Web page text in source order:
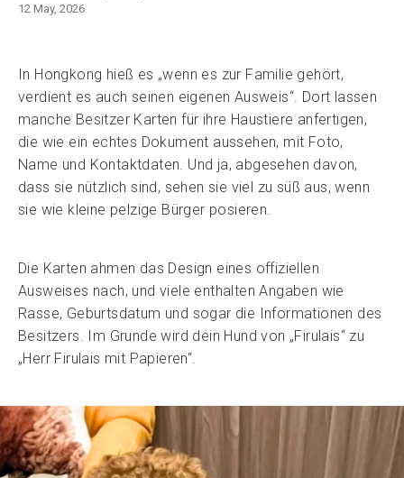
12 May, 2026
In Hongkong hieß es „wenn es zur Familie gehört,
verdient es auch seinen eigenen Ausweis“. Dort lassen
manche Besitzer Karten für ihre Haustiere anfertigen,
die wie ein echtes Dokument aussehen, mit Foto,
Name und Kontaktdaten. Und ja, abgesehen davon,
dass sie nützlich sind, sehen sie viel zu süß aus, wenn
sie wie kleine pelzige Bürger posieren.
Die Karten ahmen das Design eines offiziellen
Ausweises nach, und viele enthalten Angaben wie
Rasse, Geburtsdatum und sogar die Informationen des
Besitzers. Im Grunde wird dein Hund von „Firulais“ zu
„Herr Firulais mit Papieren“.